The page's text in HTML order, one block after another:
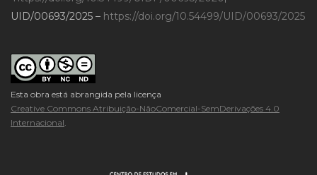
UID/00693/2025 – https://doi.org/10.54499/UID/00693/2025
Esta obra está abrangida pela licença
Creative Commons Atribuição-NãoComercial-SemDerivações 4.0
Internacional.